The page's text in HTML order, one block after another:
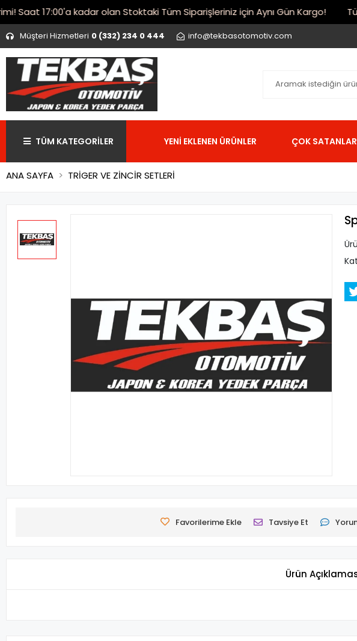
17:00'a kadar olan Stoktaki Tüm Siparişleriniz için Aynı Gün Kargo!
Müşteri Hizmetleri 0 (332) 234 0 444 info@tekbasotomotiv.com
TÜM KATEGORİLER YENİ EKLENEN ÜRÜNLER ÇOK SATANLAR
ANA SAYFA TRİGER VE ZİNCİR SETLERİ
Favorilerime Ekle Tavsiye Et
Ürün